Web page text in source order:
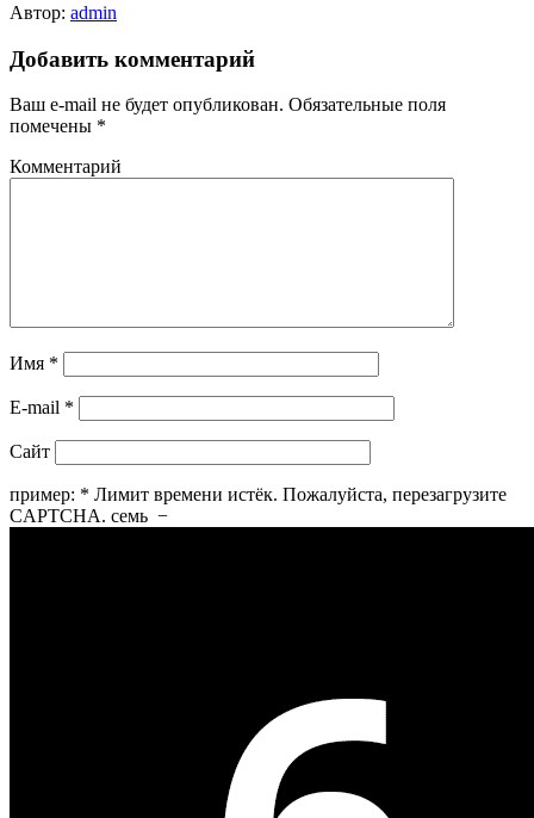
Автор: admin
Добавить комментарий
Ваш e-mail не будет опубликован. Обязательные поля
помечены *
Комментарий
Имя *
E-mail *
Сайт
пример: * Лимит времени истёк. Пожалуйста, перезагрузите
CAPTCHA. семь −